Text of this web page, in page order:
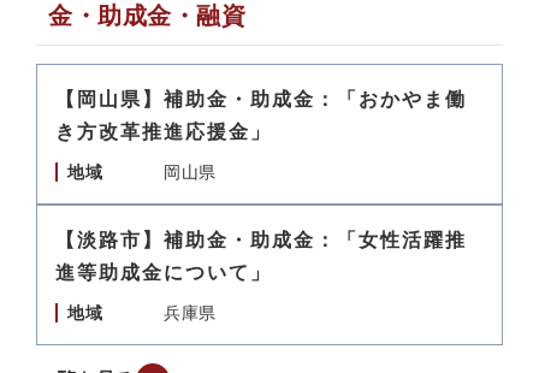
金・助成金・融資
【岡山県】補助金・助成金：「おかやま働
き方改革推進応援金」
地域 岡山県
【淡路市】補助金・助成金：「女性活躍推
進等助成金について」
地域 兵庫県